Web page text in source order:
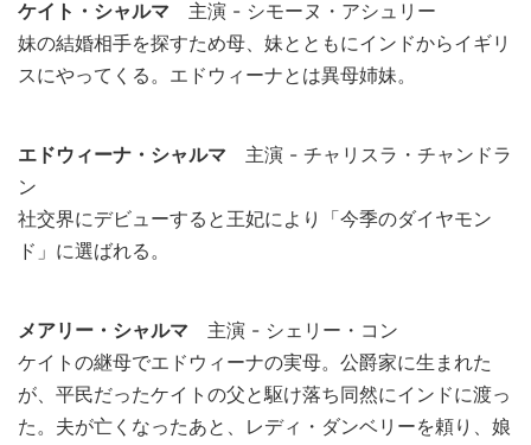
ケイト・シャルマ 主演 - シモーヌ・アシュリー
妹の結婚相手を探すため母、妹とともにインドからイギリ
スにやってくる。エドウィーナとは異母姉妹。
エドウィーナ・シャルマ 主演 - チャリスラ・チャンドラ
ン
社交界にデビューすると王妃により「今季のダイヤモン
ド」に選ばれる。
メアリー・シャルマ 主演 - シェリー・コン
ケイトの継母でエドウィーナの実母。公爵家に生まれた
が、平民だったケイトの父と駆け落ち同然にインドに渡っ
た。夫が亡くなったあと、レディ・ダンベリーを頼り、娘